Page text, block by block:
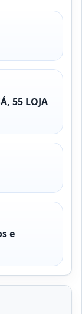
55 LOJA
e